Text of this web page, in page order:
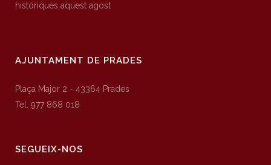
històriques aquest agost
AJUNTAMENT DE PRADES
Plaça Major 2 - 43364 Prades
Tel. 977 868 018
SEGUEIX-NOS